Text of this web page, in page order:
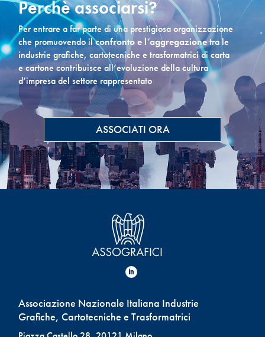
Perchè associarsi?
Per entrare a far parte di una prestigiosa organizzazione
che promuovendo ilconfronto e l’aggregazionetra le
industrie grafiche, cartotecniche e trasformatrici di carta
e cartone contribuisce all’evoluzione della cultura
d’impresa del settore rappresentato
ASSOCIATI ORA
Associazione Nazionale Italiana Industrie
Grafiche, Cartotecniche e Trasformatrici